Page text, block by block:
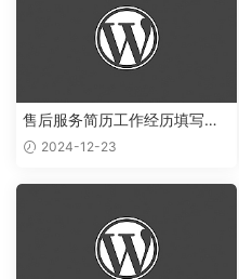
售后服务简历工作经历填写样
本 2024-12-23